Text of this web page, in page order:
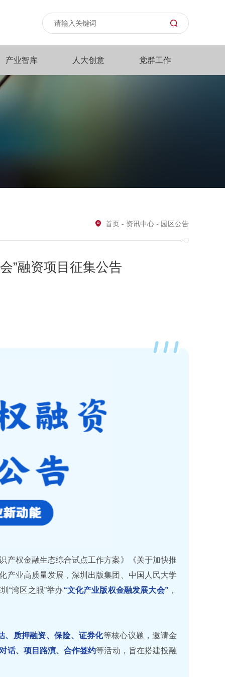
产业智库 人大创意 党群工作
首页 - 资讯中心 - 园区公告
”融资项目征集公告
产权金融生态综合试点工作方案》《关于加快推
产业高质量发展，深圳出版集团、中国人民大学
“湾区之眼”举办“文化产业版权金融发展大会” ，
、质押融资、保险、证券化等核心议题，邀请金
话、项目路演、合作签约等活动，旨在搭建投融